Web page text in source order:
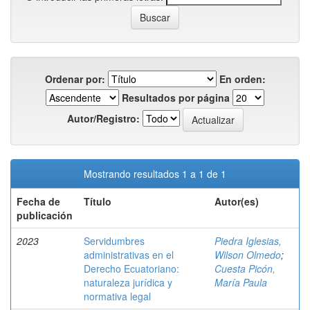
Ordenar por:
En orden:
Resultados por página
Autor/Registro:
Mostrando resultados 1 a 1 de 1
Fecha de
publicación
Título Autor(es)
2023
Servidumbres
administrativas en el
Derecho Ecuatoriano:
naturaleza jurídica y
normativa legal
Piedra Iglesias,
Wilson Olmedo;
Cuesta Picón,
María Paula